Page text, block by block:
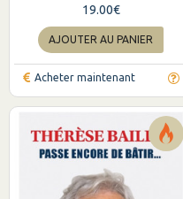
19.00€
AJOUTER AU PANIER
Acheter maintenant